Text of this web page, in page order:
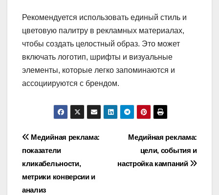
Рекомендуется использовать единый стиль и
цветовую палитру в рекламных материалах,
чтобы создать целостный образ. Это может
включать логотип, шрифты и визуальные
элементы, которые легко запоминаются и
ассоциируются с брендом.
Post
navigation
Медийная реклама:
цели, события и
настройка кампаний
Медийная реклама:
показатели
кликабельности,
метрики конверсии и
анализ